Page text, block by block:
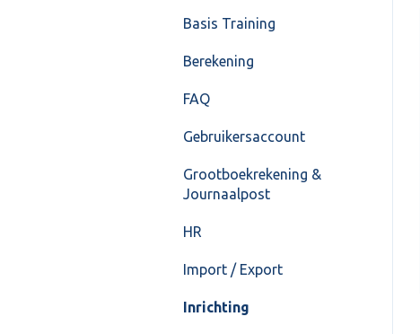
Salarisberekening
Overig
FAQ – Beëindiging CASH
Cash Payroll
Loonaangifte
Basis Training
Berekening
FAQ
Gebruikersaccount
Grootboekrekening &
Journaalpost
HR
Import / Export
Inrichting